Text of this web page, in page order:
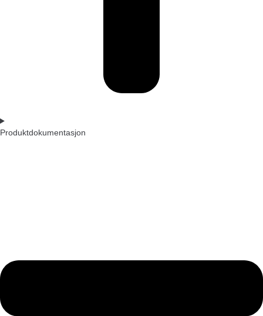
Produktdokumentasjon